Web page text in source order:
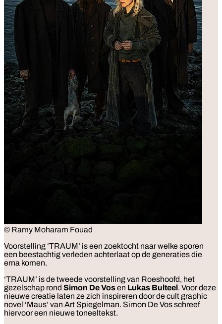
© Ramy Moharam Fouad
Voorstelling ‘TRAUM’ is een zoektocht naar welke sporen
een beestachtig verleden achterlaat op de generaties die
erna komen.
‘TRAUM’ is de tweede voorstelling van Roeshoofd, het
gezelschap rond Simon De Vosen Lukas Bulteel. Voor deze
nieuwe creatie laten ze zich inspireren door de cult graphic
novel ‘Maus’ van Art Spiegelman. Simon De Vos schreef
hiervoor een nieuwe toneeltekst.